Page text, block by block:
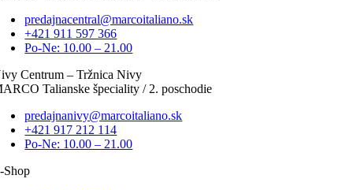
predajnacentral@marcoitaliano.sk
+421 911 597 366
Po-Ne: 10.00 – 21.00
Centrum – Tržnica Nivy
Talianske špeciality / 2. poschodie
predajnanivy@marcoitaliano.sk
+421 917 212 114
Po-Ne: 10.00 – 21.00
Shop